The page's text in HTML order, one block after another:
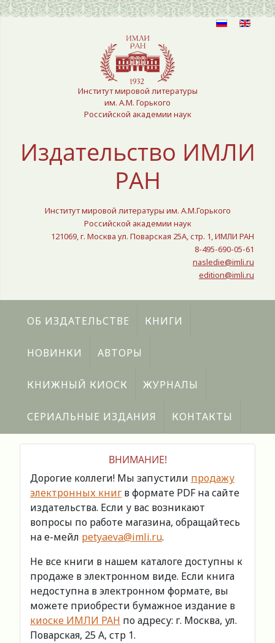
Выберите язык
Институт мировой литературы
им. А.М. Горького
Российской академии наук
Издательство ИМЛИ
РАН
Институт мировой литературы им. А.М.Горького
Российской академии наук
121069, г. Москва ул. Поварская 25A, стр. 1, ИМЛИ РАН
8-495-690-05-61
nasledie@imli.ru
edition@imli.ru
ОБ ИЗДАТЕЛЬСТВЕ КНИГИ
НОВИНКИ АВТОРЫ
КНИЖНЫЙ КИОСК ЖУРНАЛЫ
СЕРИАЛЬНЫЕ ИЗДАНИЯ КОНТАКТЫ
ВНИМАНИЕ!
Дорогие коллеги! Мы запустили продажу
электронных книг в формате PDF на сайте
издательства. Если у вас возникают
вопросы по работе магазина, обращайтесь
на е-мейл petyaeva@imli.ru.
Не все книги в нашем каталоге доступны к
продаже в электронном виде. Если книга
недоступна в электронном формате, вы
можете приобрести бумажное издание в
киоске ИМЛИ РАН по адресу: г. Москва, ул.
Поварская, 25 А, стр 1.